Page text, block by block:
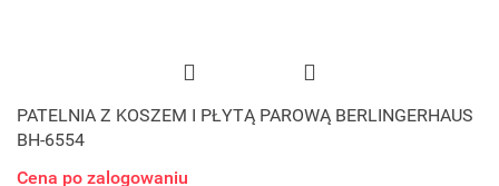
PATELNIA Z KOSZEM I PŁYTĄ PAROWĄ BERLINGERHAUS
BH-6554
Cena po zalogowaniu